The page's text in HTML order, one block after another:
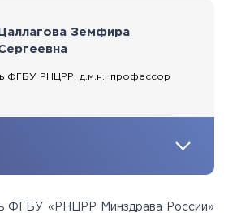
Цаллагова Земфира
ФГБУ РНЦРР, д.м.н., профессор
ФГБУ «РНЦРР Минздрава России»